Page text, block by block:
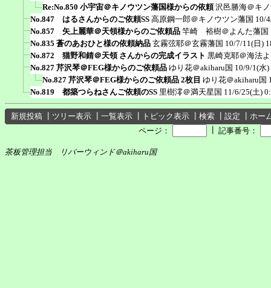
Re:No.850 小宇宙＠キノウツン藩国様からの依頼 沢邑勝海＠キ
No.847 はるさんからのご依頼SS 高原鋼一郎＠キノウツン藩国 10/
No.857 矢上麗華＠天領様からのご依頼品 竿崎 裕樹＠よんた藩国
No.835 蒼のあおひと様の依頼納品 玄霧弦耶＠玄霧藩国 10/7/11(日)
No.872 猫野和錆＠天領 さんからの完成イラスト 黒崎克耶＠海法
No.827 芹沢琴＠FEG様からのご依頼品 ゆり花＠akiharu国 10/9/1(水)
No.827 芹沢琴＠FEG様からのご依頼品 2枚目 ゆり花＠akiharu国
No.819 都築つらねさんご依頼のSS 里樹澪＠満天星国 11/6/25(土)
新規投稿 ツリー表示 一覧表示 トピック表示 検索 設定
ホー
ページ：
記事番号：
茶板管理担当 リバーウィンド＠akiharu国